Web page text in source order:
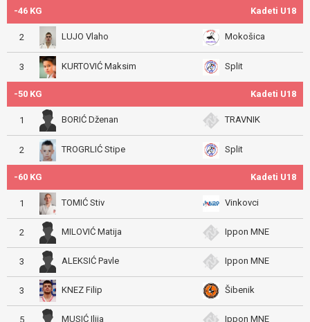
-46 KG Kadeti U18
2 LUJO Vlaho Mokošica
3 KURTOVIĆ Maksim Split
-50 KG Kadeti U18
1 BORIĆ Dženan TRAVNIK
2 TROGRLIĆ Stipe Split
-60 KG Kadeti U18
1 TOMIĆ Stiv Vinkovci
2 MILOVIĆ Matija Ippon MNE
3 ALEKSIĆ Pavle Ippon MNE
3 KNEZ Filip Šibenik
5 MUSIĆ Ilija Ippon MNE